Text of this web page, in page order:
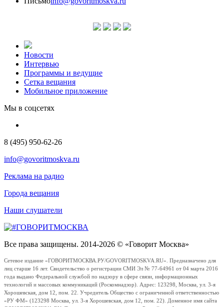
Новости
Интервью
Программы и ведущие
Сетка вещания
Мобильное приложение
Мы в соцсетях
8 (495) 950-62-26
info@govoritmoskva.ru
Реклама на радио
Города вещания
Наши слушатели
Все права защищены. 2014-2026 © «Говорит Москва»
Сетевое издание «ГОВОРИТМОСКВА.РУ/GOVORITMOSKVA.RU». Предназначено для
лиц старше 16 лет. Свидетельство о регистрации СМИ Эл № 77-64961 от 04 марта 2016
года выдано Федеральной службой по надзору в сфере связи, информационных
технологий и массовых коммуникаций (Роскомнадзор). Адрес: 123298, Москва, ул. 3-я
Хорошевская, дом 12, пом. 22. Учредитель Общество с ограниченной ответственностью
«РУ ФМ» (123298 Москва, ул. 3-я Хорошевская, дом 12, пом. 22). Доменное имя сайта